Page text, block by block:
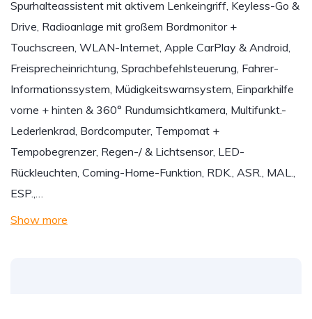
Spurhalteassistent mit aktivem Lenkeingriff, Keyless-Go &
Drive, Radioanlage mit großem Bordmonitor +
Touchscreen, WLAN-Internet, Apple CarPlay & Android,
Freisprecheinrichtung, Sprachbefehlsteuerung, Fahrer-
Informationssystem, Müdigkeitswarnsystem, Einparkhilfe
vorne + hinten & 360° Rundumsichtkamera, Multifunkt.-
Lederlenkrad, Bordcomputer, Tempomat +
Tempobegrenzer, Regen-/ & Lichtsensor, LED-
Rückleuchten, Coming-Home-Funktion, RDK., ASR., MAL.,
ESP.,…
Show more